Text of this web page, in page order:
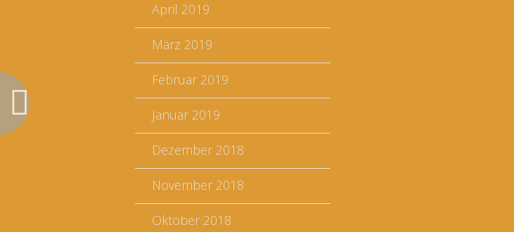
April 2019
März 2019
Februar 2019
Januar 2019
Dezember 2018
November 2018
Oktober 2018